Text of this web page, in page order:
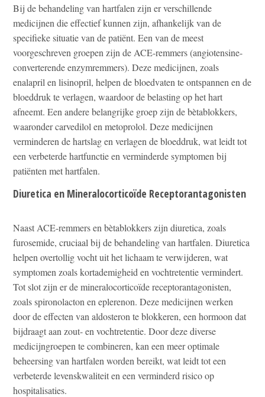
Bij de behandeling van hartfalen zijn er verschillende
medicijnen die effectief kunnen zijn, afhankelijk van de
specifieke situatie van de patiënt. Een van de meest
voorgeschreven groepen zijn de ACE-remmers (angiotensine-
converterende enzymremmers). Deze medicijnen, zoals
enalapril en lisinopril, helpen de bloedvaten te ontspannen en de
bloeddruk te verlagen, waardoor de belasting op het hart
afneemt. Een andere belangrijke groep zijn de bètablokkers,
waaronder carvedilol en metoprolol. Deze medicijnen
verminderen de hartslag en verlagen de bloeddruk, wat leidt tot
een verbeterde hartfunctie en verminderde symptomen bij
patiënten met hartfalen.
Diuretica en Mineralocorticoïde Receptorantagonisten
Naast ACE-remmers en bètablokkers zijn diuretica, zoals
furosemide, cruciaal bij de behandeling van hartfalen. Diuretica
helpen overtollig vocht uit het lichaam te verwijderen, wat
symptomen zoals kortademigheid en vochtretentie vermindert.
Tot slot zijn er de mineralocorticoïde receptorantagonisten,
zoals spironolacton en eplerenon. Deze medicijnen werken
door de effecten van aldosteron te blokkeren, een hormoon dat
bijdraagt aan zout- en vochtretentie. Door deze diverse
medicijngroepen te combineren, kan een meer optimale
beheersing van hartfalen worden bereikt, wat leidt tot een
verbeterde levenskwaliteit en een verminderd risico op
hospitalisaties.